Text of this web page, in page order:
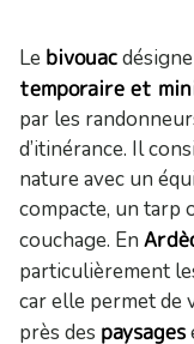
Le bivouac
temporaire et
par les
d’itinérance. Il
nature avec un
compacte, un tarp
couchage. En
particulièrement
car elle permet de
près des paysages